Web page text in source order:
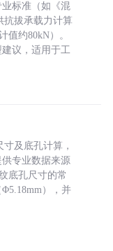
标准（如《混
抗拔承载力计算
值约80kN）。
议，适用于工
及底孔计算，
专业数据来源
底孔尺寸的常
），并